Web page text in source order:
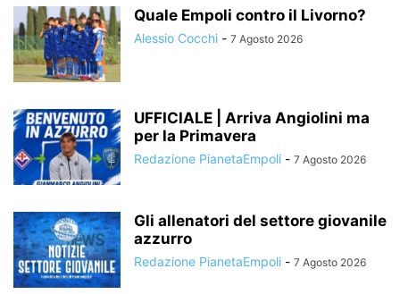
Quale Empoli contro il Livorno?
Alessio Cocchi - 7 Agosto 2026
UFFICIALE | Arriva Angiolini ma
per la Primavera
Redazione PianetaEmpoli - 7 Agosto 2026
Gli allenatori del settore giovanile
azzurro
Redazione PianetaEmpoli - 7 Agosto 2026